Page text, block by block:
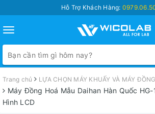
Hỗ Trợ Khách Hàng:
Toggle
navigation
Trang chủ LỰA CHỌN MÁY KHUẤY VÀ MÁY
Máy Đồng Hoá Mẫu Daihan Hàn Quốc
Hình LCD